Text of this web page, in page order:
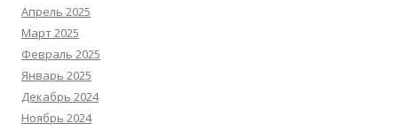
Апрель 2025
Март 2025
Февраль 2025
Январь 2025
Декабрь 2024
Ноябрь 2024